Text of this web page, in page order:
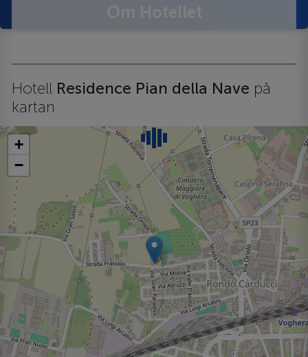
Hotell Residence Pian della Nave på
kartan
+
−